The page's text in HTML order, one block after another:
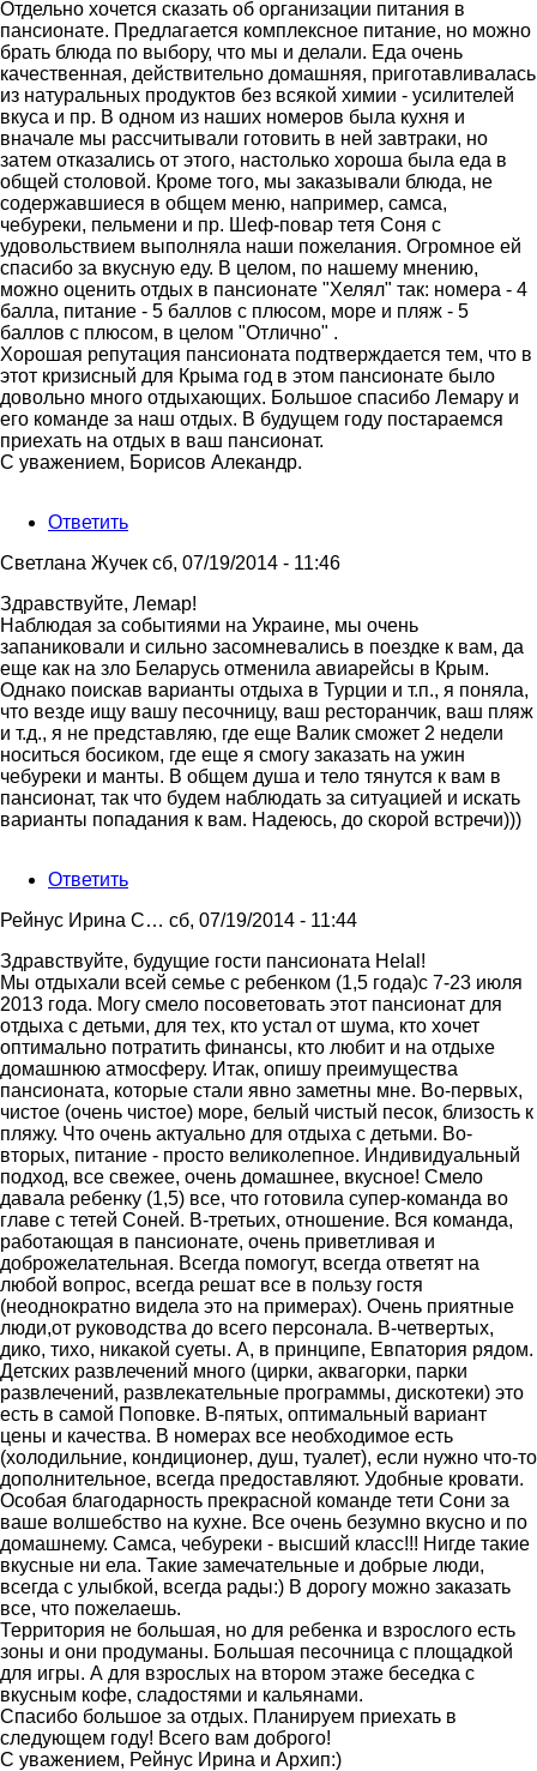
Отдельно хочется сказать об организации питания в
пансионате. Предлагается комплексное питание, но можно
брать блюда по выбору, что мы и делали. Еда очень
качественная, действительно домашняя, приготавливалась
из натуральных продуктов без всякой химии - усилителей
вкуса и пр. В одном из наших номеров была кухня и
вначале мы рассчитывали готовить в ней завтраки, но
затем отказались от этого, настолько хороша была еда в
общей столовой. Кроме того, мы заказывали блюда, не
содержавшиеся в общем меню, например, самса,
чебуреки, пельмени и пр. Шеф-повар тетя Соня с
удовольствием выполняла наши пожелания. Огромное ей
спасибо за вкусную еду. В целом, по нашему мнению,
можно оценить отдых в пансионате "Хелял" так: номера - 4
балла, питание - 5 баллов с плюсом, море и пляж - 5
баллов с плюсом, в целом "Отлично" .
Хорошая репутация пансионата подтверждается тем, что в
этот кризисный для Крыма год в этом пансионате было
довольно много отдыхающих. Большое спасибо Лемару и
его команде за наш отдых. В будущем году постараемся
приехать на отдых в ваш пансионат.
С уважением, Борисов Алекандр.
Ответить
Светлана Жучек сб, 07/19/2014 - 11:46
Здравствуйте, Лемар!
Наблюдая за событиями на Украине, мы очень
запаниковали и сильно засомневались в поездке к вам, да
еще как на зло Беларусь отменила авиарейсы в Крым.
Однако поискав варианты отдыха в Турции и т.п., я поняла,
что везде ищу вашу песочницу, ваш ресторанчик, ваш пляж
и т.д., я не представляю, где еще Валик сможет 2 недели
носиться босиком, где еще я смогу заказать на ужин
чебуреки и манты. В общем душа и тело тянутся к вам в
пансионат, так что будем наблюдать за ситуацией и искать
варианты попадания к вам. Надеюсь, до скорой встречи)))
Ответить
Рейнус Ирина С… сб, 07/19/2014 - 11:44
Здравствуйте, будущие гости пансионата Helаl!
Мы отдыхали всей семье с ребенком (1,5 года)с 7-23 июля
2013 года. Могу смело посоветовать этот пансионат для
отдыха с детьми, для тех, кто устал от шума, кто хочет
оптимально потратить финансы, кто любит и на отдыхе
домашнюю атмосферу. Итак, опишу преимущества
пансионата, которые стали явно заметны мне. Во-первых,
чистое (очень чистое) море, белый чистый песок, близость к
пляжу. Что очень актуально для отдыха с детьми. Во-
вторых, питание - просто великолепное. Индивидуальный
подход, все свежее, очень домашнее, вкусное! Смело
давала ребенку (1,5) все, что готовила супер-команда во
главе с тетей Соней. В-третьих, отношение. Вся команда,
работающая в пансионате, очень приветливая и
доброжелательная. Всегда помогут, всегда ответят на
любой вопрос, всегда решат все в пользу гостя
(неоднократно видела это на примерах). Очень приятные
люди,от руководства до всего персонала. В-четвертых,
дико, тихо, никакой суеты. А, в принципе, Евпатория рядом.
Детских развлечений много (цирки, аквагорки, парки
развлечений, развлекательные программы, дискотеки) это
есть в самой Поповке. В-пятых, оптимальный вариант
цены и качества. В номерах все необходимое есть
(холодильние, кондиционер, душ, туалет), если нужно что-то
дополнительное, всегда предоставляют. Удобные кровати.
Особая благодарность прекрасной команде тети Сони за
ваше волшебство на кухне. Все очень безумно вкусно и по
домашнему. Самса, чебуреки - высший класс!!! Нигде такие
вкусные ни ела. Такие замечательные и добрые люди,
всегда с улыбкой, всегда рады:) В дорогу можно заказать
все, что пожелаешь.
Территория не большая, но для ребенка и взрослого есть
зоны и они продуманы. Большая песочница с площадкой
для игры. А для взрослых на втором этаже беседка с
вкусным кофе, сладостями и кальянами.
Спасибо большое за отдых. Планируем приехать в
следующем году! Всего вам доброго!
С уважением, Рейнус Ирина и Архип:)